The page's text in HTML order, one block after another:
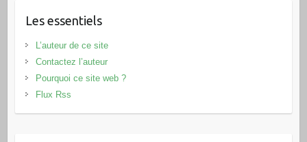
Les essentiels
L’auteur de ce site
Contactez l’auteur
Pourquoi ce site web ?
Flux Rss